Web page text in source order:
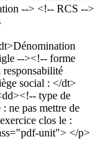
--> <!-- RCS -->
--><!-- forme
social : </dt>
type de
ne pas mettre de
clos le :
unit"> </p>